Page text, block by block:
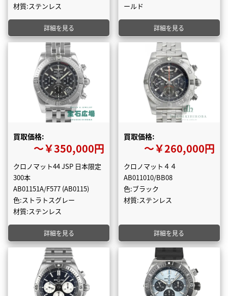
材質:ステンレス
詳細を見る
ールド
詳細を見る
買取価格:
〜￥350,000円
クロノマット44 JSP 日本限定
300本
AB01151A/F577 (AB0115)
色:ストラトスグレー
材質:ステンレス
詳細を見る
買取価格:
〜￥260,000円
クロノマット４４
AB011010/BB08
色:ブラック
材質:ステンレス
詳細を見る